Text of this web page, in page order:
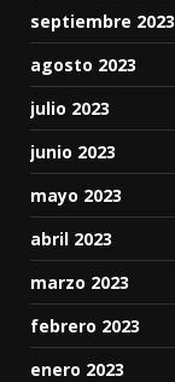
septiembre 2023
agosto 2023
julio 2023
junio 2023
mayo 2023
abril 2023
marzo 2023
febrero 2023
enero 2023